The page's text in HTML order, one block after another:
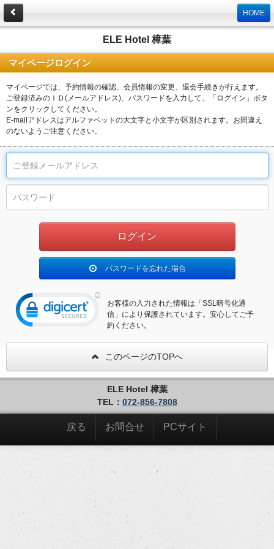
HOME
ELE Hotel 樟葉
マイページログイン
マイページでは、予約情報の確認、会員情報の変更、退会手続きが行えます。
ご登録済みのＩＤ(メールアドレス)、パスワードを入力して、「ログイン」ボタ
ンをクリックしてください。
E-mailアドレスはアルファベットの大文字と小文字が区別されます。お間違え
のないようご注意ください。
パスワードを忘れた場合
お客様の入力された情報は「SSL暗号化通
信」により保護されています。安心してご予
約ください。
このページのTOPへ
ELE Hotel 樟葉
TEL： 072-856-7808
戻る お問合せ PCサイト